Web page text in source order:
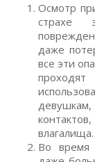
Осмотр
страхе
даже
все эти
влагалища.
Во время